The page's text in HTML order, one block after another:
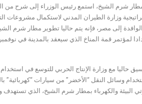
شرم الشيخ، استمع رئيس الوزراء إلى شرح من
وزارة الطيران المدني لاستكمال مشروعات
إلى مصر، فإنه يتم حاليا تطوير مطار شرم
حاليا مع وزارة الإنتاج الحربي للتوسع في
وسائل النقل “الأخضر” من سيارات
البيئة والكهرباء بمطار شرم الشيخ، الذي تستهدف